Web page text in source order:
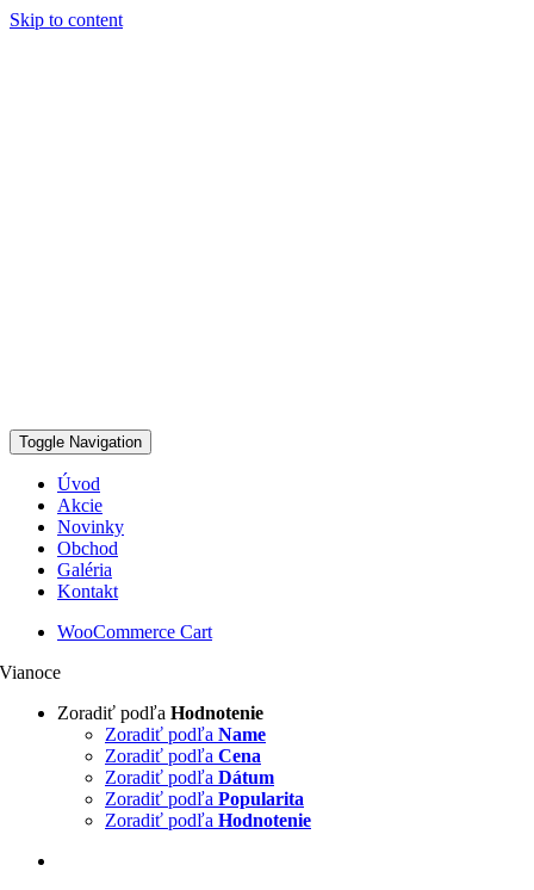
Skip to content
Toggle Navigation
Úvod
Akcie
Novinky
Obchod
Galéria
Kontakt
WooCommerce Cart
Vianoce
Zoradiť podľa Hodnotenie
Zoradiť podľa Name
Zoradiť podľa Cena
Zoradiť podľa Dátum
Zoradiť podľa Popularita
Zoradiť podľa Hodnotenie